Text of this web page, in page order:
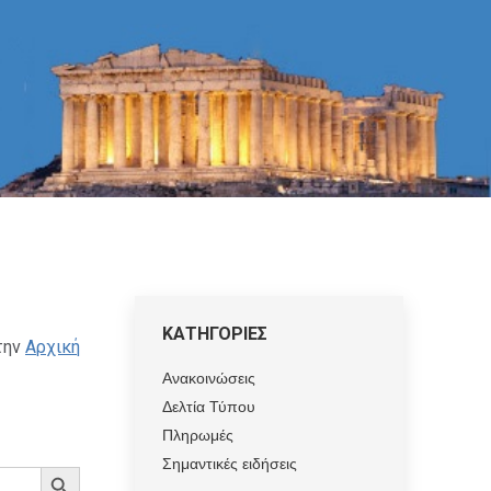
Αρχική
Search Button
ΚΑΤΗΓΟΡΙΕΣ
Ανακοινώσεις
Δελτία Τύπου
Πληρωμές
Σημαντικές ειδήσεις